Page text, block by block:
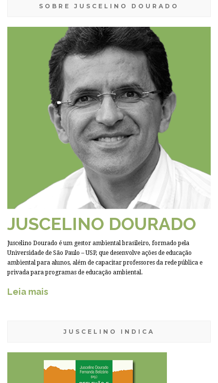
SOBRE JUSCELINO DOURADO
JUSCELINO DOURADO
Juscelino Dourado é um gestor ambiental brasileiro, formado pela
Universidade de São Paulo – USP, que desenvolve ações de educação
ambiental para alunos, além de capacitar professores da rede pública e
privada para programas de educação ambiental.
Leia mais
JUSCELINO INDICA